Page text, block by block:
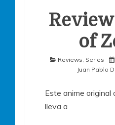
of
Reviews, Series
Juan Pablo
Este anime original
lleva a